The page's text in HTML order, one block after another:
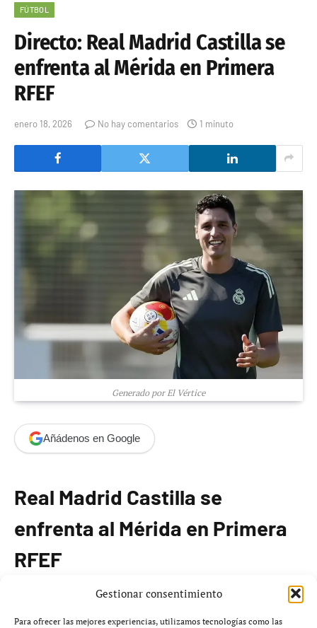
Gestionar consentimiento
Para ofrecer las mejores experiencias, utilizamos tecnologías como las
FÚTBOL
Directo: Real Madrid Castilla se
enfrenta al Mérida en Primera
RFEF
enero 18, 2026 No hay comentarios 1 minuto
Generado por El Vértice
Añádenos en Google
Real Madrid Castilla se
enfrenta al Mérida en Primera
RFEF
El partido entre elReal Madrid Castillay
juega el18 de enero de 2026en el estadio del filial